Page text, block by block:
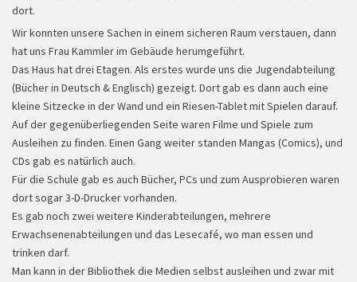
Chor
dort.
Wir konnten unsere Sachen in einem sicheren Raum verstauen, dann
hat uns Frau Kammler im Gebäude herumgeführt.
Das Haus hat drei Etagen. Als erstes wurde uns die Jugendabteilung
(Bücher in Deutsch & Englisch) gezeigt. Dort gab es dann auch eine
kleine Sitzecke in der Wand und ein Riesen-Tablet mit Spielen darauf.
Auf der gegenüberliegenden Seite waren Filme und Spiele zum
Ausleihen zu finden. Einen Gang weiter standen Mangas (Comics), und
CDs gab es natürlich auch.
Für die Schule gab es auch Bücher, PCs und zum Ausprobieren waren
dort sogar 3-D-Drucker vorhanden.
Es gab noch zwei weitere Kinderabteilungen, mehrere
Erwachsenenabteilungen und das Lesecafé, wo man essen und
trinken darf.
Man kann in der Bibliothek die Medien selbst ausleihen und zwar mit